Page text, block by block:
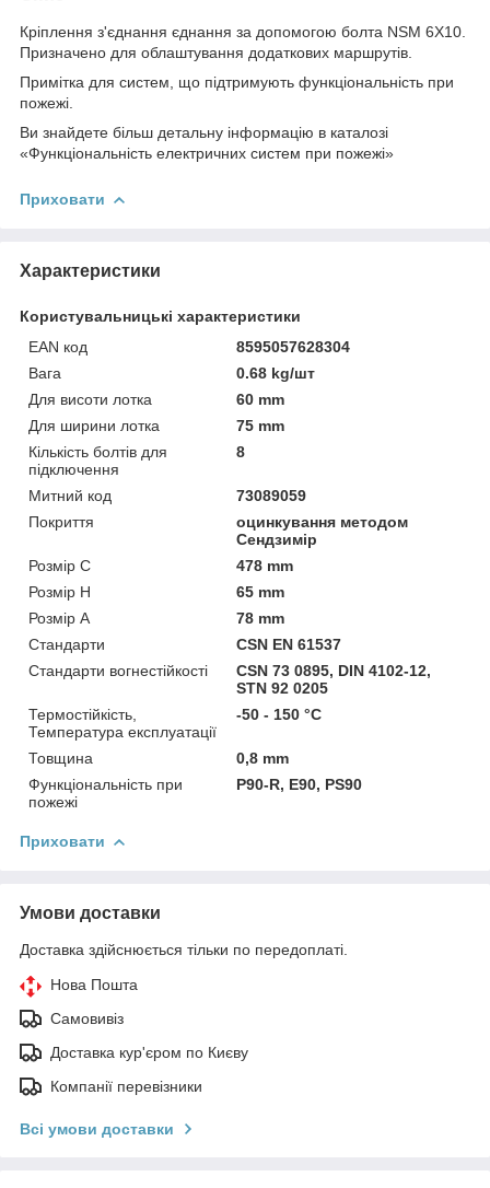
Кріплення з'єднання єднання за допомогою болта NSM 6X10.
Призначено для облаштування додаткових маршрутів.
Примітка для систем, що підтримують функціональність при
пожежі.
Ви знайдете більш детальну інформацію в каталозі
«Функціональність електричних систем при пожежі»
Приховати
Характеристики
Користувальницькі характеристики
EAN код
8595057628304
Вага
0.68 kg/шт
Для висоти лотка
60 mm
Для ширини лотка
75 mm
Кількість болтів для
підключення
8
Митний код
73089059
Покриття
оцинкування методом
Сендзимір
Розмір C
478 mm
Розмір H
65 mm
Розмір А
78 mm
Стандарти
CSN EN 61537
Стандарти вогнестійкості
CSN 73 0895, DIN 4102-12,
STN 92 0205
Термостійкість,
Температура експлуатації
-50 - 150 °C
Товщина
0,8 mm
Функціональність при
пожежі
P90-R, E90, PS90
Приховати
Умови доставки
Доставка здійснюється тільки по передоплаті.
Нова Пошта
Самовивіз
Доставка кур'єром по Києву
Компанії перевізники
Всі умови доставки